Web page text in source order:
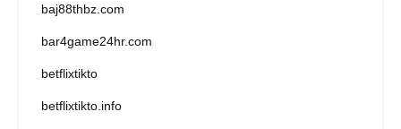
baj88thbz.com
bar4game24hr.com
betflixtikto
betflixtikto.info